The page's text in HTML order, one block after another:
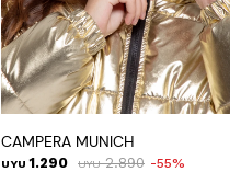
CAMPERA MUNICH
UYU 1.290 UYU 2.890 55